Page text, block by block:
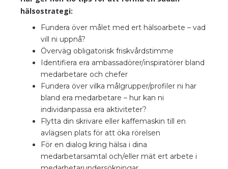
hälsostrategi:
Fundera över målet med ert hälsoarbete – vad
vill ni uppnå?
Överväg obligatorisk friskvårdstimme
Identifiera era ambassadörer/inspiratörer bland
medarbetare och chefer
Fundera över vilka målgrupper/profiler ni har
bland era medarbetare – hur kan ni
individanpassa era aktiviteter?
Flytta din skrivare eller kaffemaskin till en
avlägsen plats för att öka rörelsen
För en dialog kring hälsa i dina
medarbetarsamtal och/eller mät ert arbete i